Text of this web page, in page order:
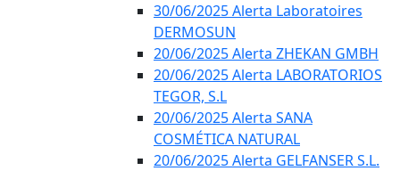
30/06/2025 Alerta Laboratoires
DERMOSUN
20/06/2025 Alerta ZHEKAN GMBH
20/06/2025 Alerta LABORATORIOS
TEGOR, S.L
20/06/2025 Alerta SANA
COSMÉTICA NATURAL
20/06/2025 Alerta GELFANSER S.L.